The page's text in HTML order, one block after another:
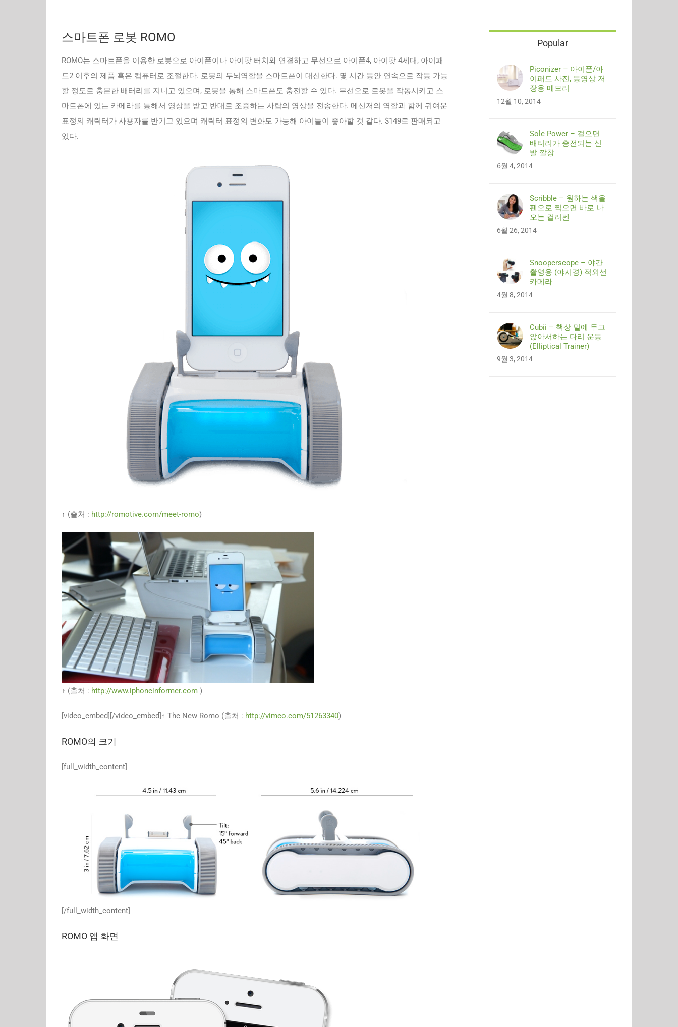
스마트폰 로봇 ROMO
ROMO는 스마트폰을 이용한 로봇으로 아이폰이나 아이팟 터치와 연결하고 무선으로 아이폰4, 아이팟 4세대, 아이패
드2 이후의 제품 혹은 컴퓨터로 조절한다. 로봇의 두뇌역할을 스마트폰이 대신한다. 몇 시간 동안 연속으로 작동 가능
할 정도로 충분한 배터리를 지니고 있으며, 로봇을 통해 스마트폰도 충전할 수 있다. 무선으로 로봇을 작동시키고 스
마트폰에 있는 카메라를 통해서 영상을 받고 반대로 조종하는 사람의 영상을 전송한다. 메신저의 역할과 함께 귀여운
표정의 캐릭터가 사용자를 반기고 있으며 캐릭터 표정의 변화도 가능해 아이들이 좋아할 것 같다. $149로 판매되고
있다.
↑ (출처 : http://romotive.com/meet-romo)
↑ (출처 : http://www.iphoneinformer.com )
[video_embed][/video_embed]↑ The New Romo (출처 : http://vimeo.com/51263340)
ROMO의 크기
[full_width_content]
[/full_width_content]
ROMO 앱 화면
Popular
Piconizer – 아이폰/아
이패드 사진, 동영상 저
장용 메모리
12월 10, 2014
Sole Power – 걸으면
배터리가 충전되는 신
발 깔창
6월 4, 2014
Scribble – 원하는 색을
펜으로 찍으면 바로 나
오는 컬러펜
6월 26, 2014
Snooperscope – 야간
촬영용 (야시경) 적외선
카메라
4월 8, 2014
Cubii – 책상 밑에 두고
앉아서하는 다리 운동
(Elliptical Trainer)
9월 3, 2014